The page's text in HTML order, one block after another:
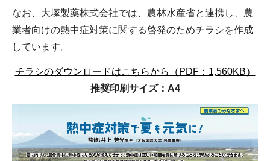
なお、大塚製薬株式会社では、農林水産省と連携し、農
業者向けの熱中症対策に関する啓発のためチラシを作成
しています。
チラシのダウンロードはこちらから（PDF：1,560KB）
推奨印刷サイズ：A4